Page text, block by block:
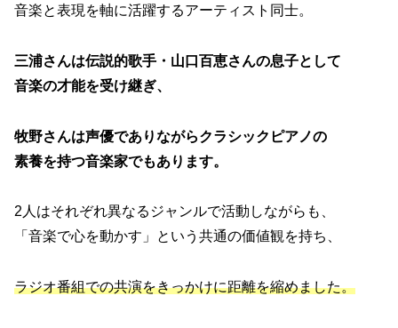
音楽と表現を軸に活躍するアーティスト同士。
三浦さんは伝説的歌手・山口百恵さんの息子として
音楽の才能を受け継ぎ、
牧野さんは声優でありながらクラシックピアノの
素養を持つ音楽家でもあります。
2人はそれぞれ異なるジャンルで活動しながらも、
「音楽で心を動かす」という共通の価値観を持ち、
ラジオ番組での共演をきっかけに距離を縮めました。